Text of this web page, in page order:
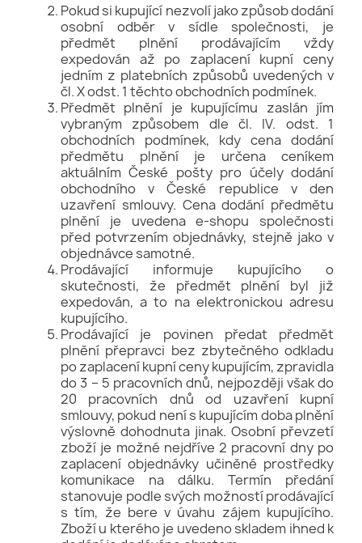
Pokud si kupující nezvolí jako způsob dodání
osobní odběr v sídle společnosti, je
předmět plnění prodávajícím vždy
expedován až po zaplacení kupní ceny
jedním z platebních způsobů uvedených v
čl. X odst. 1 těchto obchodních podmínek.
Předmět plnění je kupujícímu zaslán jím
vybraným způsobem dle čl. IV. odst. 1
obchodních podmínek, kdy cena dodání
předmětu plnění je určena ceníkem
aktuálním České pošty pro účely dodání
obchodního v České republice v den
uzavření smlouvy. Cena dodání předmětu
plnění je uvedena e-shopu společnosti
před potvrzením objednávky, stejně jako v
objednávce samotné.
Prodávající informuje kupujícího o
skutečnosti, že předmět plnění byl již
expedován, a to na elektronickou adresu
kupujícího.
Prodávající je povinen předat předmět
plnění přepravci bez zbytečného odkladu
po zaplacení kupní ceny kupujícím, zpravidla
do 3 – 5 pracovních dnů, nejpozději však do
20 pracovních dnů od uzavření kupní
smlouvy, pokud není s kupujícím doba plnění
výslovně dohodnuta jinak. Osobní převzetí
zboží je možné nejdříve 2 pracovní dny po
zaplacení objednávky učiněné prostředky
komunikace na dálku. Termín předání
stanovuje podle svých možností prodávající
s tím, že bere v úvahu zájem kupujícího.
Zboží u kterého je uvedeno skladem ihned k